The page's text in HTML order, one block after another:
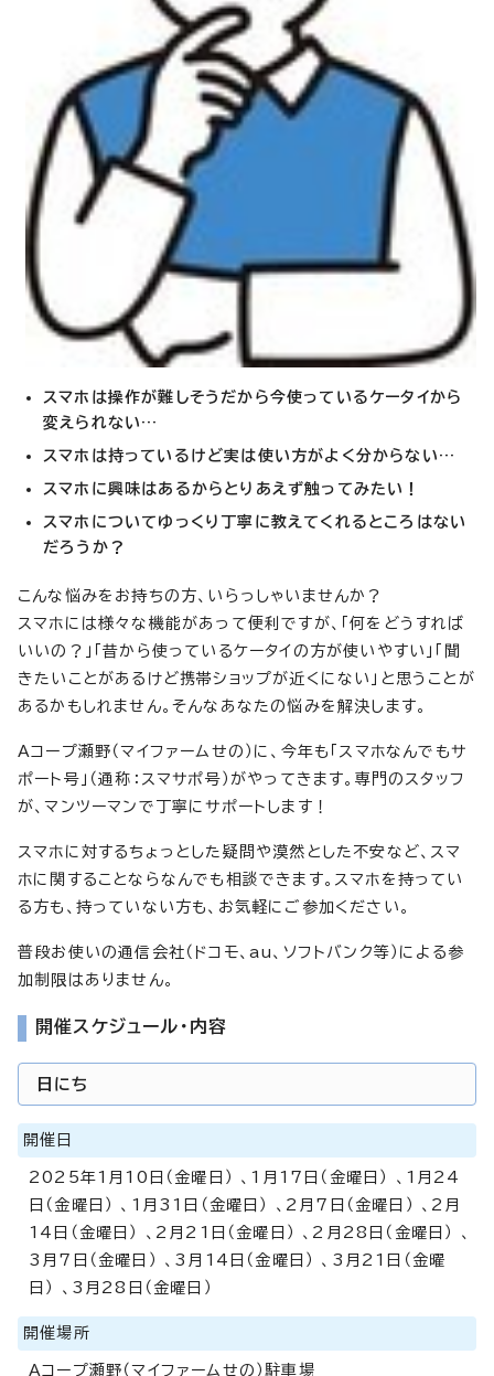
スマホは操作が難しそうだから今使っているケータイから
変えられない…
スマホは持っているけど実は使い方がよく分からない…
スマホに興味はあるからとりあえず触ってみたい！
スマホについてゆっくり丁寧に教えてくれるところはない
だろうか？
こんな悩みをお持ちの方、いらっしゃいませんか？
スマホには様々な機能があって便利ですが、「何をどうすれば
いいの？」「昔から使っているケータイの方が使いやすい」「聞
きたいことがあるけど携帯ショップが近くにない」と思うことが
あるかもしれません。そんなあなたの悩みを解決します。
Aコープ瀬野（マイファームせの）に、今年も「スマホなんでもサ
ポート号」（通称：スマサポ号）がやってきます。専門のスタッフ
が、マンツーマンで丁寧にサポートします！
スマホに対するちょっとした疑問や漠然とした不安など、スマ
ホに関することならなんでも相談できます。スマホを持ってい
る方も、持っていない方も、お気軽にご参加ください。
普段お使いの通信会社（ドコモ、au、ソフトバンク等）による参
加制限はありません。
開催スケジュール・内容
日にち
開催日
2025年1月10日（金曜日） 、1月17日（金曜日） 、1月24
日（金曜日） 、1月31日（金曜日） 、2月7日（金曜日） 、2月
14日（金曜日） 、2月21日（金曜日） 、2月28日（金曜日） 、
3月7日（金曜日） 、3月14日（金曜日） 、3月21日（金曜
日） 、3月28日（金曜日）
開催場所
Aコープ瀬野（マイファームせの）駐車場